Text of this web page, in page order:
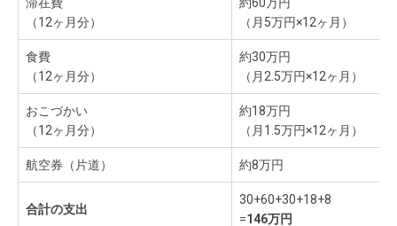
（12ヶ月分）
（月5万円×12ヶ月）
食費
（12ヶ月分）
約30万円
（月2.5万円×12ヶ月）
おこづかい
（12ヶ月分）
約18万円
（月1.5万円×12ヶ月）
航空券（片道） 約8万円
合計の支出
30+60+30+18+8
=146万円